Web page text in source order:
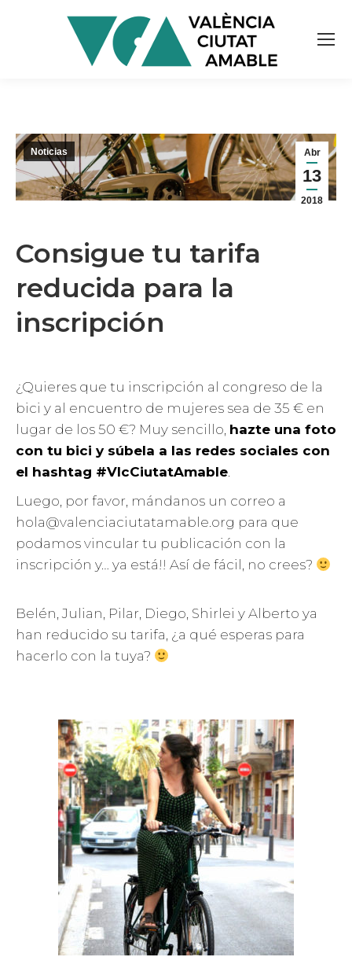
Abr
13
2018
Noticias
Consigue tu tarifa
reducida para la
inscripción
¿Quieres que tu inscripción al congreso de la
bici y al encuentro de mujeres sea de 35 € en
lugar de los 50 €? Muy sencillo, hazte una foto
con tu bici y súbela a las redes sociales con
el hashtag #VlcCiutatAmable
Luego, por favor, mándanos un correo a
hola@valenciaciutatamable.org para que
podamos vincular tu publicación con la
inscripción y… ya está!! Así de fácil, no crees?
Belén, Julian, Pilar, Diego, Shirlei y Alberto ya
han reducido su tarifa, ¿a qué esperas para
hacerlo con la tuya?